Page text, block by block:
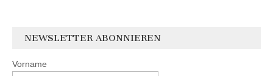
NEWSLETTER ABONNIEREN
Vorname